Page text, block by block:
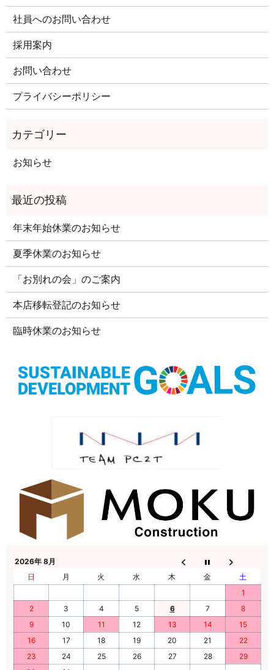
社員へのお問い合わせ
採用案内
お問い合わせ
プライバシーポリシー
お知らせ
年末年始休業のお知らせ
夏季休業のお知らせ
「お別れの会」のご案内
本店移転登記のお知らせ
臨時休業のお知らせ
2026年 8月
日
月 火 水 木 金
土
1
2
3 4 5 6 7
8
9
10 11 12 13 14
15
16
17 18 19 20 21
22
23
24 25 26 27 28
29